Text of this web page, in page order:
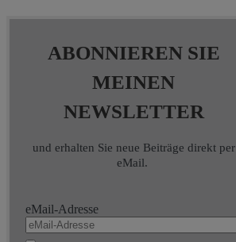
ABONNIEREN SIE
MEINEN
NEWSLETTER
und erhalten Sie neue Beiträge direkt per
eMail.
eMail-Adresse